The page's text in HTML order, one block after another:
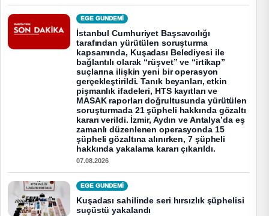
EGE GUNDEMİ
İstanbul Cumhuriyet Başsavcılığı
tarafından yürütülen soruşturma
kapsamında, Kuşadası Belediyesi ile
bağlantılı olarak “rüşvet” ve “irtikap”
suçlarına ilişkin yeni bir operasyon
gerçekleştirildi. Tanık beyanları, etkin
pişmanlık ifadeleri, HTS kayıtları ve
MASAK raporları doğrultusunda yürütülen
soruşturmada 21 şüpheli hakkında gözaltı
kararı verildi. İzmir, Aydın ve Antalya’da eş
zamanlı düzenlenen operasyonda 15
şüpheli gözaltına alınırken, 7 şüpheli
hakkında yakalama kararı çıkarıldı.
07.08.2026
EGE GUNDEMİ
Kuşadası sahilinde seri hırsızlık şüphelisi
suçüstü yakalandı